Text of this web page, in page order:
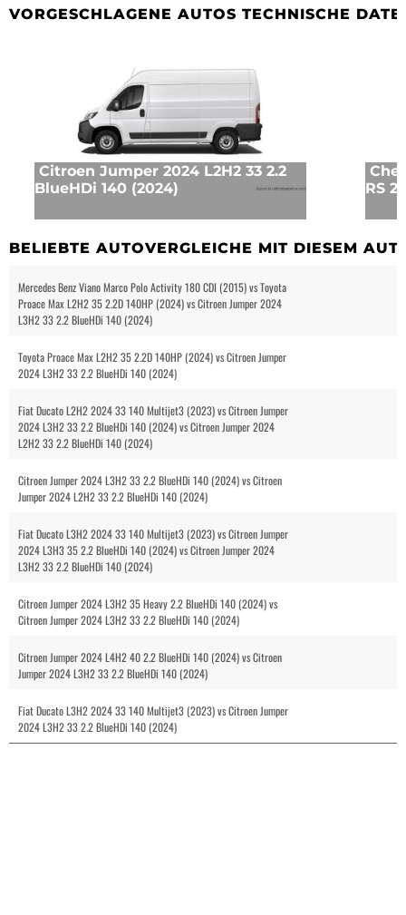
VORGESCHLAGENE AUTOS TECHNISCHE
Citroen Jumper 2024 L2H2 33 2.2
BlueHDi 140 (2024)
RS
BELIEBTE AUTOVERGLEICHE MIT DIESEM
Mercedes Benz Viano Marco Polo Activity 180 CDI (2015) vs Toyota
Proace Max L2H2 35 2.2D 140HP (2024) vs Citroen Jumper 2024
L3H2 33 2.2 BlueHDi 140 (2024)
Toyota Proace Max L2H2 35 2.2D 140HP (2024) vs Citroen Jumper
2024 L3H2 33 2.2 BlueHDi 140 (2024)
Fiat Ducato L2H2 2024 33 140 Multijet3 (2023) vs Citroen Jumper
2024 L3H2 33 2.2 BlueHDi 140 (2024) vs Citroen Jumper 2024
L2H2 33 2.2 BlueHDi 140 (2024)
Citroen Jumper 2024 L3H2 33 2.2 BlueHDi 140 (2024) vs Citroen
Jumper 2024 L2H2 33 2.2 BlueHDi 140 (2024)
Fiat Ducato L3H2 2024 33 140 Multijet3 (2023) vs Citroen Jumper
2024 L3H3 35 2.2 BlueHDi 140 (2024) vs Citroen Jumper 2024
L3H2 33 2.2 BlueHDi 140 (2024)
Citroen Jumper 2024 L3H2 35 Heavy 2.2 BlueHDi 140 (2024) vs
Citroen Jumper 2024 L3H2 33 2.2 BlueHDi 140 (2024)
Citroen Jumper 2024 L4H2 40 2.2 BlueHDi 140 (2024) vs Citroen
Jumper 2024 L3H2 33 2.2 BlueHDi 140 (2024)
Fiat Ducato L3H2 2024 33 140 Multijet3 (2023) vs Citroen Jumper
2024 L3H2 33 2.2 BlueHDi 140 (2024)